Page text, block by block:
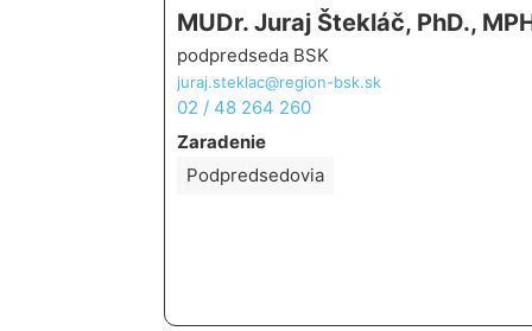
MUDr. Juraj Štekláč, PhD.,
podpredseda BSK
juraj.steklac@region-bsk.sk
02 / 48 264 260
Zaradenie
Podpredsedovia